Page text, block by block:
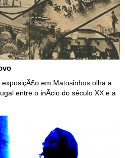
em Matosinhos olha a
entre o inÃ­cio do século XX e a